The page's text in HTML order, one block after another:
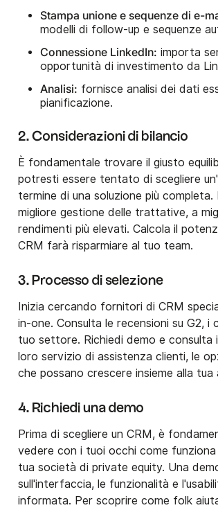
Stampa unione e sequenze di e-
modelli di follow-up e sequenze
Connessione LinkedIn: importa
opportunità di investimento da
Analisi: fornisce analisi dei dati
pianificazione.
2. Considerazioni di bilancio
È fondamentale trovare il giusto
potresti essere tentato di scegliere
termine di una soluzione più
migliore gestione delle trattative, a
rendimenti più elevati. Calcola il
CRM farà risparmiare al tuo team.
3. Processo di selezione
Inizia cercando fornitori di CRM
in-one. Consulta le recensioni su G2,
tuo settore. Richiedi demo e
loro servizio di assistenza clienti, le
che possano crescere insieme alla tua
4. Richiedi una demo
Prima di scegliere un CRM, è
vedere con i tuoi occhi come
tua società di private equity. Una
sull'interfaccia, le funzionalità e
informata. Per scoprire come folk